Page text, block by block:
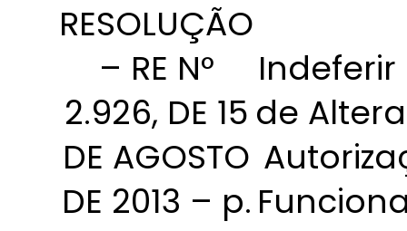
RESOLUÇÃO
– RE N°
2.926, DE 15
DE AGOSTO
DE 2013 – p.
Indeferir
de